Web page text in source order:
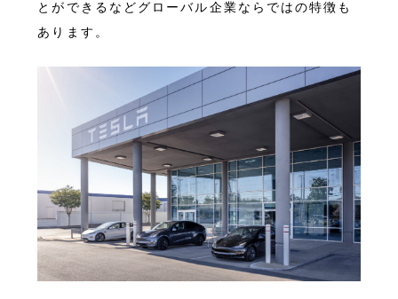
とができるなどグローバル企業ならではの特徴も
あります。